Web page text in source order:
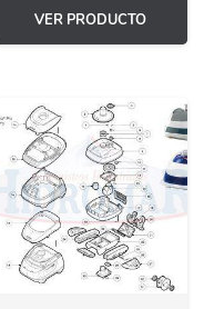
VER PRODUCTO